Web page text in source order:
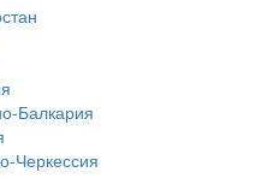
Балкария
Черкессия